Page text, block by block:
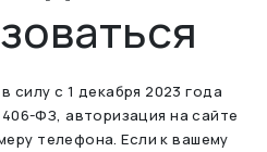
силу с 1 декабря 2023 года
ФЗ, авторизация на сайте
телефона. Если к вашему